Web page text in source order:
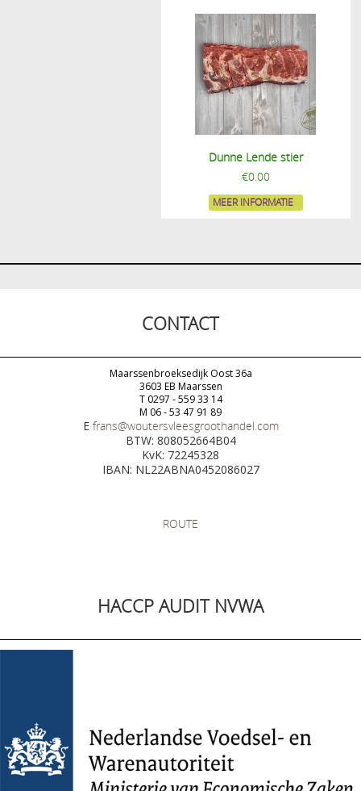
Dunne Lende stier
€0.00
MEER INFORMATIE
CONTACT
Maarssenbroeksedijk Oost 36a
3603 EB Maarssen
T 0297 - 559 33 14
M 06 - 53 47 91 89
E frans@woutersvleesgroothandel.com
BTW: 808052664B04
KvK: 72245328
IBAN: NL22ABNA0452086027
ROUTE
HACCP AUDIT NVWA